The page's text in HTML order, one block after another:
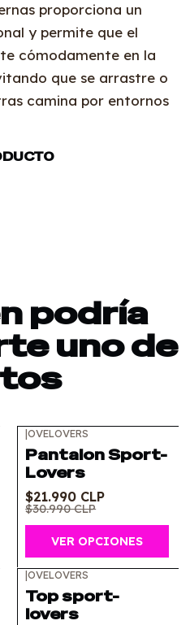
proporciona un
y permite que el
cómodamente en la
que se arrastre o
camina por entornos
podría
uno de
|OVELOVERS
Pantalon Sport-
Lovers
$21.990 CLP
$30.990 CLP
VER OPCIONES
|OVELOVERS
Top sport-
lovers